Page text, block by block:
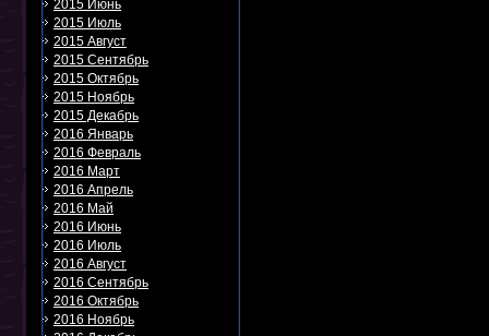
2015 Июнь
2015 Июль
2015 Август
2015 Сентябрь
2015 Октябрь
2015 Ноябрь
2015 Декабрь
2016 Январь
2016 Февраль
2016 Март
2016 Апрель
2016 Май
2016 Июнь
2016 Июль
2016 Август
2016 Сентябрь
2016 Октябрь
2016 Ноябрь